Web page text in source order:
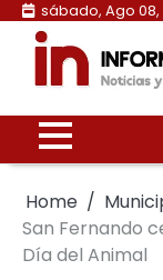
Skip
content
sábado, Ago 08,
Home
San Fernando
Día del Animal